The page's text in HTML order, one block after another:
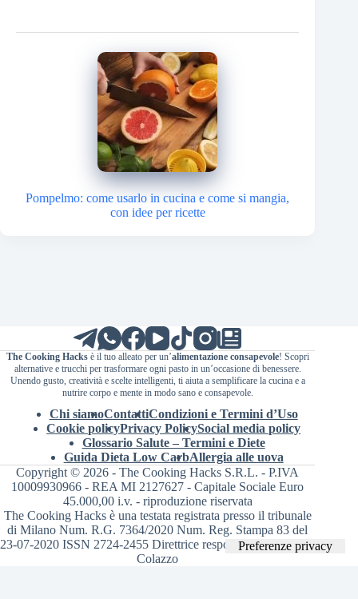
Pompelmo: come usarlo in cucina e come si mangia,
con idee per ricette
The Cooking Hacksè il tuo alleato per un’alimentazione consapevole! Scopri
alternative e trucchi per trasformare ogni pasto in un’occasione di benessere.
Unendo gusto, creatività e scelte intelligenti, ti aiuta a semplificare la cucina e a
nutrire corpo e mente in modo sano e consapevole.
Chi siamoContattiCondizioni e Termini d’Uso
Cookie policyPrivacy PolicySocial media policy
Glossario Salute – Termini e Diete
Guida Dieta Low CarbAllergia alle uova
Copyright © 2026 - The Cooking Hacks S.R.L. - P.IVA
10009930966 - REA MI 2127627 - Capitale Sociale Euro
45.000,00 i.v. - riproduzione riservata
The Cooking Hacks è una testata registrata presso il tribunale
di Milano Num. R.G. 7364/2020 Num. Reg. Stampa 83 del
23-07-2020 ISSN 2724-2455 Direttrice responsabile Valentina
Colazzo